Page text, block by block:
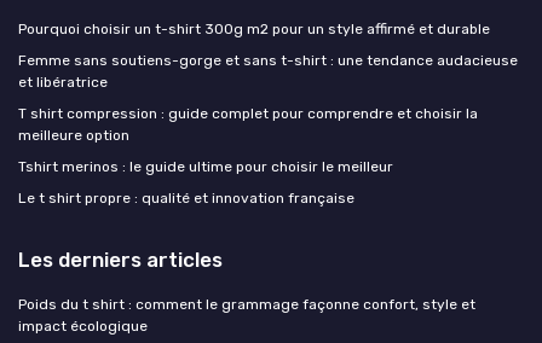
Pourquoi choisir un t-shirt 300g m2 pour un style affirmé et durable
Femme sans soutiens-gorge et sans t-shirt : une tendance audacieuse
et libératrice
T shirt compression : guide complet pour comprendre et choisir la
meilleure option
Tshirt merinos : le guide ultime pour choisir le meilleur
Le t shirt propre : qualité et innovation française
Les derniers articles
Poids du t shirt : comment le grammage façonne confort, style et
impact écologique